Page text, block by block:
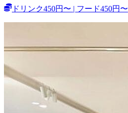
ドリンク450円〜 | フード450円〜